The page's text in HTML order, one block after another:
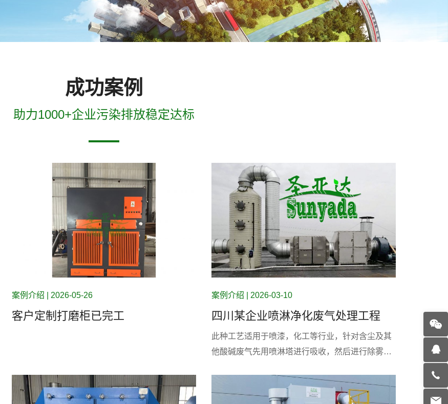
成功案例
助力1000+企业污染排放稳定达标
案例介绍 | 2026-05-26
客户定制打磨柜已完工
案例介绍 | 2026-03-10
四川某企业喷淋净化废气处理工程
此种工艺适用于喷漆，化工等行业，针对含尘及其
他酸碱废气先用喷淋塔进行吸收，然后进行除雾净